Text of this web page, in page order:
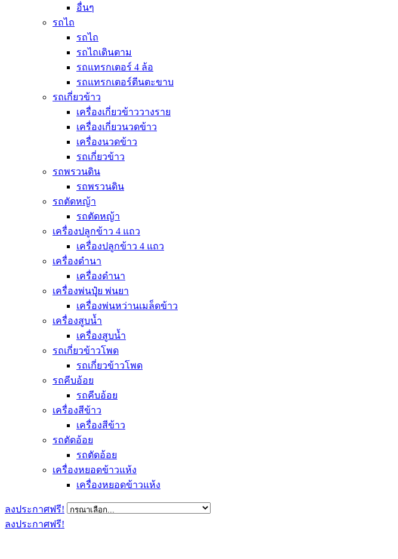
อื่นๆ
รถไถ
รถไถ
รถไถเดินตาม
รถแทรกเตอร์ 4 ล้อ
รถแทรกเตอร์ตีนตะขาบ
รถเกี่ยวข้าว
เครื่องเกี่ยวข้าววางราย
เครื่องเกี่ยวนวดข้าว
เครื่องนวดข้าว
รถเกี่ยวข้าว
รถพรวนดิน
รถพรวนดิน
รถตัดหญ้า
รถตัดหญ้า
เครื่องปลูกข้าว 4 แถว
เครื่องปลูกข้าว 4 แถว
เครื่องดำนา
เครื่องดำนา
เครื่องพ่นปุุ๋ย พ่นยา
เครื่องพ่นหว่านเมล็ดข้าว
เครื่องสูบน้ำ
เครื่องสูบน้ำ
รถเกี่ยวข้าวโพด
รถเกี่ยวข้าวโพด
รถคีบอ้อย
รถคีบอ้อย
เครื่องสีข้าว
เครื่องสีข้าว
รถตัดอ้อย
รถตัดอ้อย
เครื่องหยอดข้าวแห้ง
เครื่องหยอดข้าวแห้ง
ลงประกาศฟรี!
ลงประกาศฟรี!